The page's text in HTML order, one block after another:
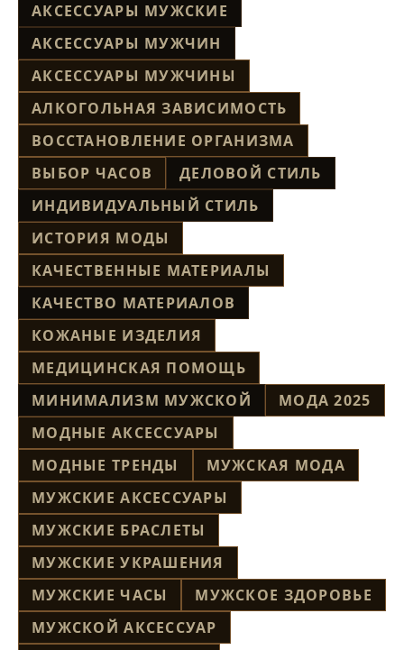
АКСЕССУАРЫ МУЖСКИЕ
АКСЕССУАРЫ МУЖЧИН
АКСЕССУАРЫ МУЖЧИНЫ
АЛКОГОЛЬНАЯ ЗАВИСИМОСТЬ
ВОССТАНОВЛЕНИЕ ОРГАНИЗМА
ВЫБОР ЧАСОВ
ДЕЛОВОЙ СТИЛЬ
ИНДИВИДУАЛЬНЫЙ СТИЛЬ
ИСТОРИЯ МОДЫ
КАЧЕСТВЕННЫЕ МАТЕРИАЛЫ
КАЧЕСТВО МАТЕРИАЛОВ
КОЖАНЫЕ ИЗДЕЛИЯ
МЕДИЦИНСКАЯ ПОМОЩЬ
МИНИМАЛИЗМ МУЖСКОЙ
МОДА 2025
МОДНЫЕ АКСЕССУАРЫ
МОДНЫЕ ТРЕНДЫ
МУЖСКАЯ МОДА
МУЖСКИЕ АКСЕССУАРЫ
МУЖСКИЕ БРАСЛЕТЫ
МУЖСКИЕ УКРАШЕНИЯ
МУЖСКИЕ ЧАСЫ
МУЖСКОЕ ЗДОРОВЬЕ
МУЖСКОЙ АКСЕССУАР